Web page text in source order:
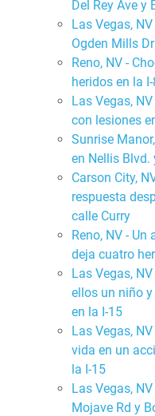
Del Rey Ave y
Las Vegas,
Ogden Mills Dr
Reno, NV -
heridos en la
Las Vegas,
con lesiones
Sunrise
en Nellis Blvd.
Carson City,
respuesta
calle Curry
Reno, NV -
deja cuatro
Las Vegas,
ellos un niño
en la I-15
Las Vegas,
vida en un
la I-15
Las Vegas,
Mojave Rd y